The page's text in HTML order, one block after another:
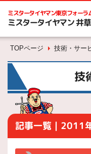
ミスタータイヤマン東京フォーラ
ミスタータイヤマン 井
TOPページ 技術・サー
技
記事一覧｜2011